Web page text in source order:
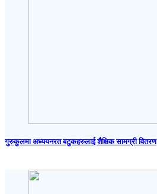
गुरुकुलमा अध्ययनरत बटुकहरुलाई शैक्षिक सामग्री वितरण